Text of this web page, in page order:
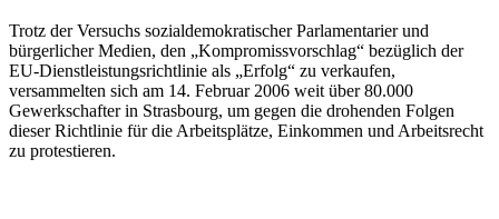
Trotz der Versuchs sozialdemokratischer Parlamentarier und
bürgerlicher Medien, den „Kompromissvorschlag“ bezüglich der
EU-Dienstleistungsrichtlinie als „Erfolg“ zu verkaufen,
versammelten sich am 14. Februar 2006 weit über 80.000
Gewerkschafter in Strasbourg, um gegen die drohenden Folgen
dieser Richtlinie für die Arbeitsplätze, Einkommen und Arbeitsrecht
zu protestieren.